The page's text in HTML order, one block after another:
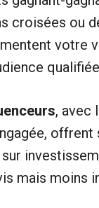
croisées ou
votre
, avec
offrent
mais moins